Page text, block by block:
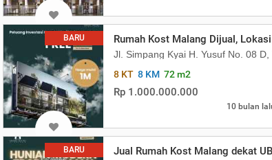
Sewa Tinggi
Kec Lowokwaru, Kota Malang, Jawa Timur
BARU Rumah Kost Malang Dijual,
Jl. Simpang Kyai H. Yusuf No. 08
8 KT 8 KM 72 m2
Rp 1.000.000.000
10 bulan
Ramai Mahasiswa
BARU Jual Rumah Kost Malang dekat